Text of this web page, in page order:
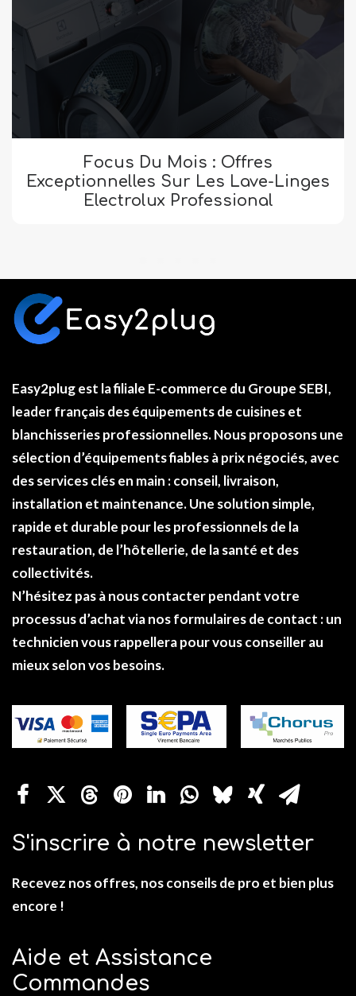
Focus Du Mois : Offres
Exceptionnelles Sur Les Lave-Linges
Electrolux Professional
Easy2plugest la filiale E-commerce du Groupe SEBI,
leader français des équipements de cuisines et
blanchisseries professionnelles. Nous proposons une
sélection d’équipements fiables àprix négociés, avec
des services clés en main : conseil, livraison,
installation et maintenance. Une solution simple,
rapide et durable pour les professionnels de la
restauration, de l’hôtellerie, de la santé et des
collectivités.
N’hésitez pas à nous contacter pendant votre
processus d’achat via nos formulaires de contact : un
technicien vous rappellera pour vous conseiller au
mieux selon vos besoins.
S'inscrire à notre newsletter
Recevez nos offres, nos conseils de pro et bien plus
encore !
Aide et Assistance
Commandes